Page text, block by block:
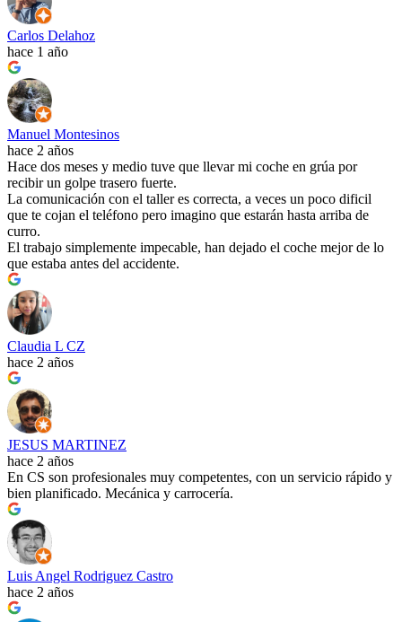
Carlos Delahoz
hace 1 año
Manuel Montesinos
hace 2 años
Hace dos meses y medio tuve que llevar mi coche en grúa por
recibir un golpe trasero fuerte.
La comunicación con el taller es correcta, a veces un poco dificil
que te cojan el teléfono pero imagino que estarán hasta arriba de
curro.
El trabajo simplemente impecable, han dejado el coche mejor de lo
que estaba antes del accidente.
Claudia L CZ
hace 2 años
JESUS MARTINEZ
hace 2 años
En CS son profesionales muy competentes, con un servicio rápido y
bien planificado. Mecánica y carrocería.
Luis Angel Rodriguez Castro
hace 2 años